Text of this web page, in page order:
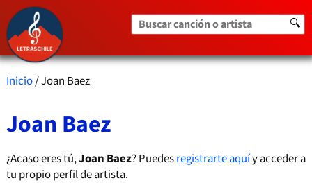
Buscar canción o artista 🔍
Inicio/ Joan Baez
Joan Baez
¿Acaso eres tú,Joan Baez? Puedesregistrarte aquíy acceder a
tu propio perfil de artista.